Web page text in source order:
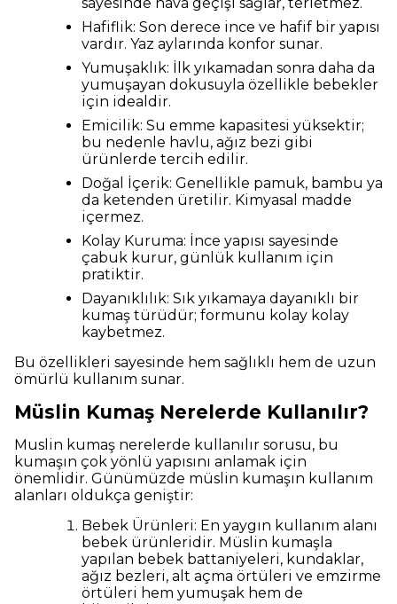
Hafiflik: Son derece ince ve hafif bir yapısı
vardır. Yaz aylarında konfor sunar.
Yumuşaklık: İlk yıkamadan sonra daha da
yumuşayan dokusuyla özellikle bebekler
için idealdir.
Emicilik: Su emme kapasitesi yüksektir;
bu nedenle havlu, ağız bezi gibi
ürünlerde tercih edilir.
Doğal İçerik: Genellikle pamuk, bambu ya
da ketenden üretilir. Kimyasal madde
içermez.
Kolay Kuruma: İnce yapısı sayesinde
çabuk kurur, günlük kullanım için
pratiktir.
Dayanıklılık: Sık yıkamaya dayanıklı bir
kumaş türüdür; formunu kolay kolay
kaybetmez.
Bu özellikleri sayesinde hem sağlıklı hem de uzun
ömürlü kullanım sunar.
Müslin Kumaş Nerelerde Kullanılır?
Muslin kumaş nerelerde kullanılır sorusu, bu
kumaşın çok yönlü yapısını anlamak için
önemlidir. Günümüzde müslin kumaşın kullanım
alanları oldukça geniştir:
Bebek Ürünleri: En yaygın kullanım alanı
bebek ürünleridir. Müslin kumaşla
yapılan bebek battaniyeleri, kundaklar,
ağız bezleri, alt açma örtüleri ve emzirme
örtüleri hem yumuşak hem de